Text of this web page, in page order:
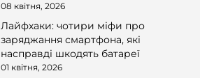
08 квітня, 2026
Лайфхаки: чотири міфи про
заряджання смартфона, які
насправді шкодять батареї
01 квітня, 2026